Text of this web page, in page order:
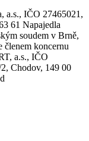
a.s., IČO 27465021,
61 Napajedla
soudem v Brně,
členem koncernu
a.s., IČO
2, Chodov, 149 00